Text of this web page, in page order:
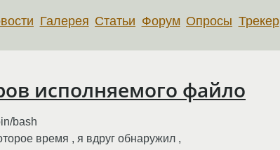
Галерея Статьи Форум Опросы Трекер
исполняемого файло
bash
время , я вдруг обнаружил ,